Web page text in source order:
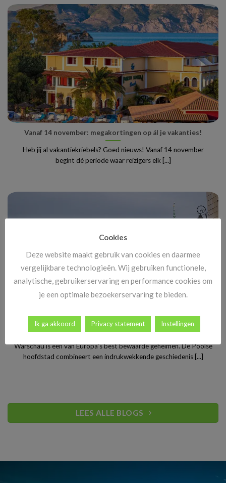
Vanaf 14 november: megakortingen op ál je vakanties!
Heb jij al vakantiekriebels? Goed nieuws! Vanaf 14 november
begint dé periode waar reizigers elk [...]
Stedentrip Warschau: ontdek de verrassende charme van
Polen’s bruisende hoofdstad
Warschau is een van Europa’s best bewaarde geheimen. De Poolse
hoofdstad combineert een indrukwekkende geschiedenis [...]
LEES ALLE BLOGS
Cookies
Deze website maakt gebruik van cookies en daarmee
vergelijkbare technologieën. Wij gebruiken functionele,
analytische, gebruikerservaring en performance cookies om
je een optimale bezoekerservaring te bieden.
Ik ga akkoord Privacy statement Instellingen